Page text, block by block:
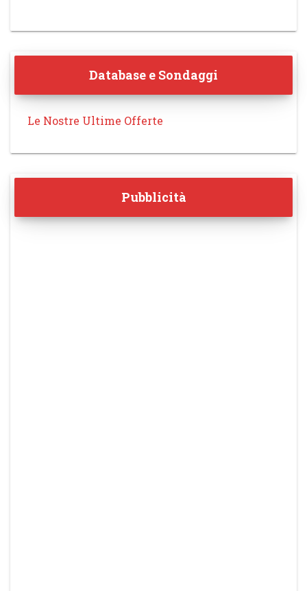
Database e Sondaggi
Le Nostre Ultime Offerte
Pubblicità